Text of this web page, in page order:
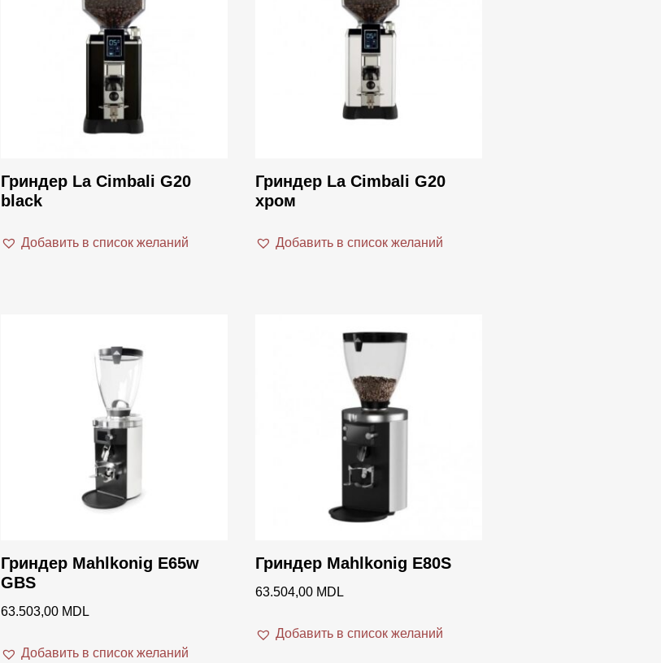
Гриндер La Cimbali G20
black
Добавить в список желаний
Гриндер La Cimbali G20
хром
Добавить в список желаний
Гриндер Mahlkonig E65w
GBS
63.503,00 MDL
Добавить в список желаний
Гриндер Mahlkonig E80S
63.504,00 MDL
Добавить в список желаний